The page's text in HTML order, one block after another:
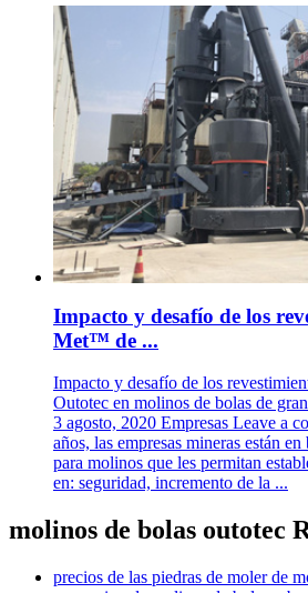
Impacto y desafío de los
Met™ de ...
Impacto y desafío de los
Outotec en molinos de bolas de
3 agosto, 2020 Empresas Leave a
años, las empresas mineras están
para molinos que les permitan
en: seguridad, incremento de la ...
molinos de bolas outotec
precios de las piedras de moler de